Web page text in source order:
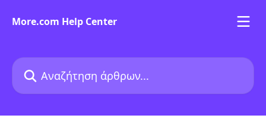
More.com Help Center
Αναζήτηση άρθρων...